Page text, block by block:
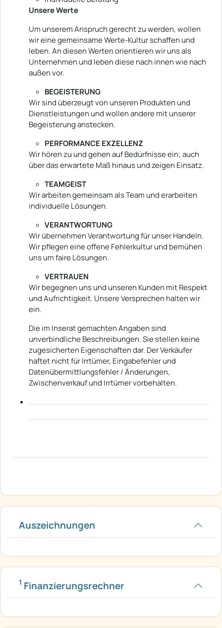
Unsere Werte
Um unserem Anspruch gerecht zu werden, wollen
wir eine gemeinsame Werte-Kultur schaffen und
leben. An diesen Werten orientieren wir uns als
Unternehmen und leben diese nach innen wie nach
außen vor.
BEGEISTERUNG
Wir sind überzeugt von unseren Produkten und
Dienstleistungen und wollen andere mit unserer
Begeisterung anstecken.
PERFORMANCE EXZELLENZ
Wir hören zu und gehen auf Bedürfnisse ein; auch
über das erwartete Maß hinaus und zeigen Einsatz.
TEAMGEIST
Wir arbeiten gemeinsam als Team und erarbeiten
individuelle Lösungen.
VERANTWORTUNG
Wir übernehmen Verantwortung für unser Handeln.
Wir pflegen eine offene Fehlerkultur und bemühen
uns um faire Lösungen.
VERTRAUEN
Wir begegnen uns und unseren Kunden mit Respekt
und Aufrichtigkeit. Unsere Versprechen halten wir
ein.
Die im Inserat gemachten Angaben sind
unverbindliche Beschreibungen. Sie stellen keine
zugesicherten Eigenschaften dar. Der Verkäufer
haftet nicht für Irrtümer, Eingabefehler und
Datenübermittlungsfehler / Änderungen,
Zwischenverkauf und Irrtümer vorbehalten.
Auszeichnungen
1 Finanzierungsrechner